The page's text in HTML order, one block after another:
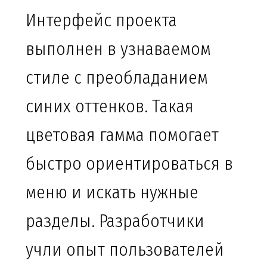
Интерфейс проекта
выполнен в узнаваемом
стиле с преобладанием
синих оттенков. Такая
цветовая гамма помогает
быстро ориентироваться в
меню и искать нужные
разделы. Разработчики
учли опыт пользователей